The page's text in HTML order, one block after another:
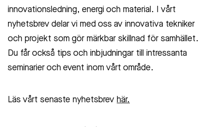
innovationsledning, energi och material. I vårt
nyhetsbrev delar vi med oss av innovativa tekniker
och projekt som gör märkbar skillnad för samhället.
Du får också tips och inbjudningar till intressanta
seminarier och event inom vårt område.
Läs vårt senaste nyhetsbrev här.